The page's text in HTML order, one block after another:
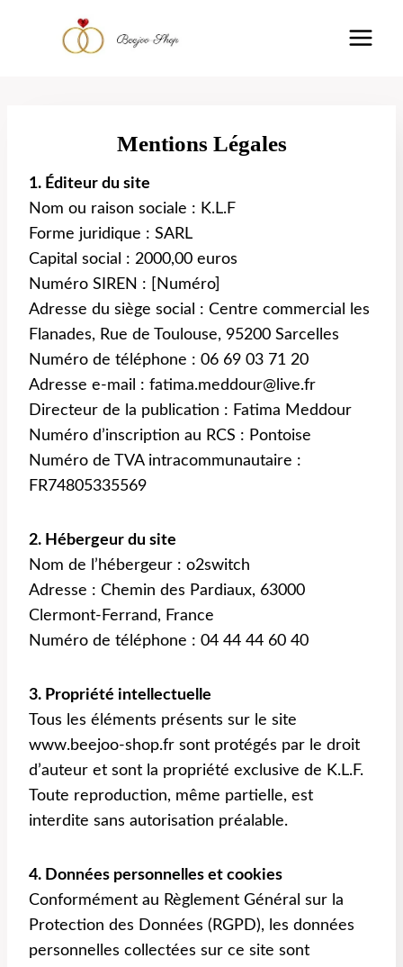
Mentions Légales
1. Éditeur du site
Nom ou raison sociale : K.L.F
Forme juridique : SARL
Capital social : 2000,00 euros
Numéro SIREN : [Numéro]
Adresse du siège social : Centre commercial les
Flanades, Rue de Toulouse, 95200 Sarcelles
Numéro de téléphone : 06 69 03 71 20
Adresse e-mail : fatima.meddour@live.fr
Directeur de la publication : Fatima Meddour
Numéro d’inscription au RCS : Pontoise
Numéro de TVA intracommunautaire :
FR74805335569
2. Hébergeur du site
Nom de l’hébergeur : o2switch
Adresse : Chemin des Pardiaux, 63000
Clermont-Ferrand, France
Numéro de téléphone : 04 44 44 60 40
3. Propriété intellectuelle
Tous les éléments présents sur le site
www.beejoo-shop.fr sont protégés par le droit
d’auteur et sont la propriété exclusive de K.L.F.
Toute reproduction, même partielle, est
interdite sans autorisation préalable.
4. Données personnelles et cookies
Conformément au Règlement Général sur la
Protection des Données (RGPD), les données
personnelles collectées sur ce site sont
Découvrez la nouvelle référence du
shopping en ligne & Ses offres
Go it!